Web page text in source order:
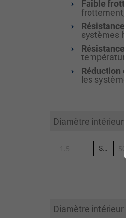
Faible
frottement,
systèmes
Réduction
les
Diamètre intérieur
Synoa_AlgoliaArticleList-to
Diamètre intérieur